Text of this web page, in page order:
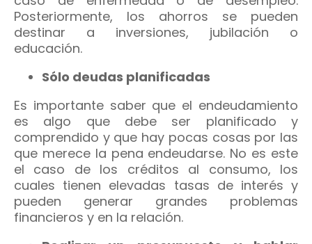
Posteriormente, los ahorros se pueden
destinar a inversiones, jubilación o
educación.
Sólo deudas planificadas
Es importante saber que el endeudamiento
es algo que debe ser planificado y
comprendido y que hay pocas cosas por las
que merece la pena endeudarse. No es este
el caso de los créditos al consumo, los
cuales tienen elevadas tasas de interés y
pueden generar grandes problemas
financieros y en la relación.